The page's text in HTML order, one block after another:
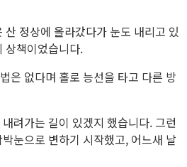
정상에 올라갔다가 눈도 내리고 있
상책이었습니다.
은 없다며 홀로 능선을 타고 다른 방
려가는 길이 있겠지 했습니다. 그런
눈으로 변하기 시작했고, 어느새 날